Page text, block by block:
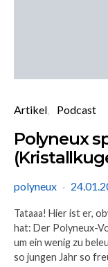
Artikel Podcast
Polyneux
polyneux
Tataaa! Hier ist er,
hat: Der Polyneux-
um ein wenig zu
so jungen Jahr so